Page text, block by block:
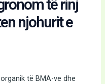
të rinj
njohurit e
të BMA-ve dhe